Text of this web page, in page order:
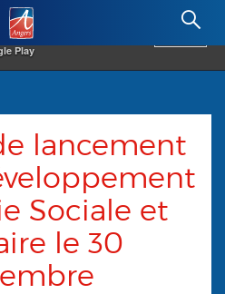
Play
Angers.fr : Retour à l'accueil
lancement
Sociale et
le 30